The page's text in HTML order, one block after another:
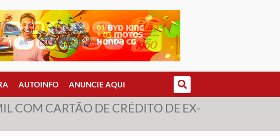
AUTOINFO ANUNCIE AQUI
COM CARTÃO DE CRÉDITO DE EX-